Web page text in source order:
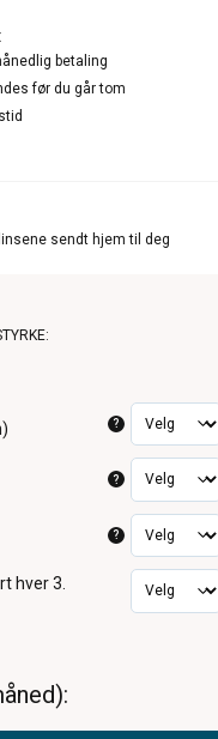
betaling
før du går tom
sendt hjem til deg
?
?
?
hver 3.